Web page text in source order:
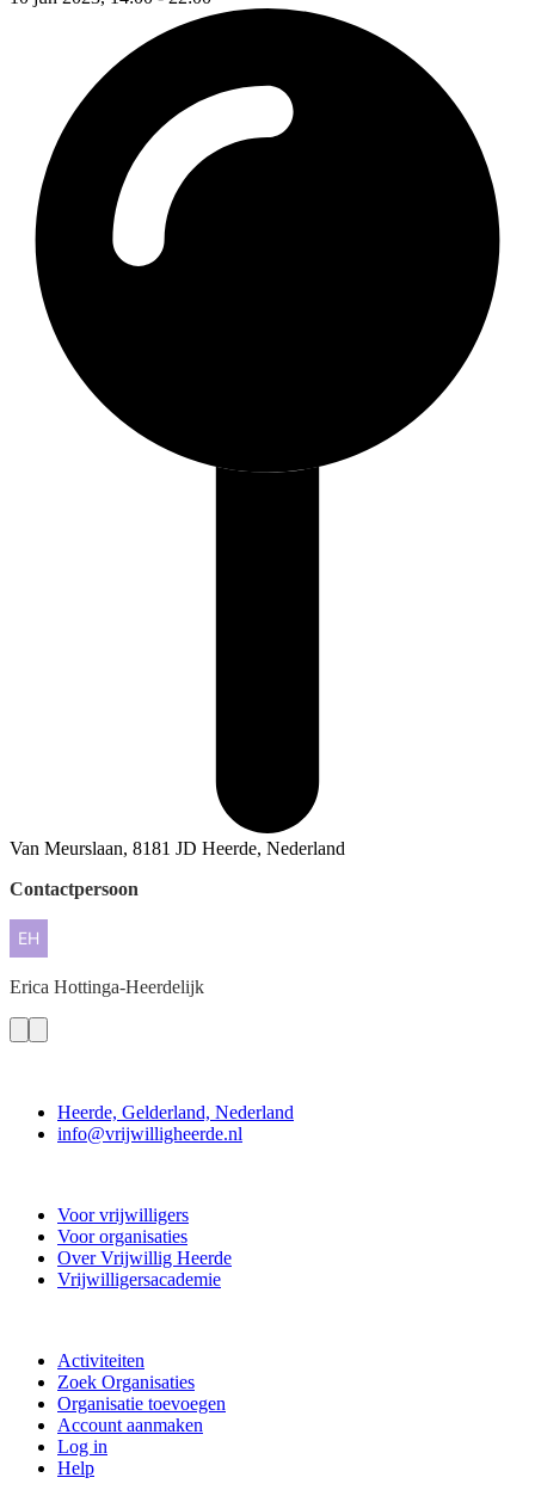
Van Meurslaan, 8181 JD Heerde, Nederland
Contactpersoon
Erica Hottinga-Heerdelijk
Heerde, Gelderland, Nederland
info@vrijwilligheerde.nl
Voor vrijwilligers
Voor organisaties
Over Vrijwillig Heerde
Vrijwilligersacademie
Activiteiten
Zoek Organisaties
Organisatie toevoegen
Account aanmaken
Log in
Help